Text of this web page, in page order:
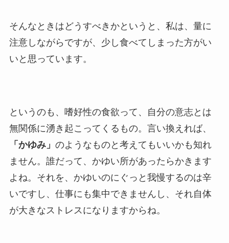
そんなときはどうすべきかというと、私は、量に
注意しながらですが、少し食べてしまった方がい
いと思っています。
というのも、嗜好性の食欲って、自分の意志とは
無関係に湧き起こってくるもの。言い換えれば、
「かゆみ」 のようなものと考えてもいいかも知れ
ません。誰だって、かゆい所があったらかきます
よね。それを、かゆいのにぐっと我慢するのは辛
いですし、仕事にも集中できませんし、それ自体
が大きなストレスになりますからね。